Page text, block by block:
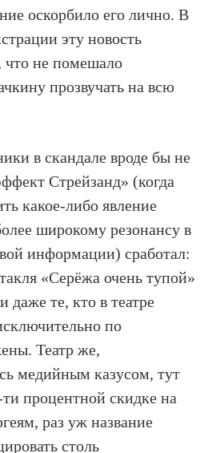
оскорбило его лично. В
эту новость
что не помешало
прозвучать на всю
в скандале вроде бы не
Стрейзанд» (когда
какое-либо явление
широкому резонансу в
информации) сработал:
«Серёжа очень тупой»
даже те, кто в театре
по
Театр же,
медийным казусом, тут
процентной скидке на
раз уж название
столь